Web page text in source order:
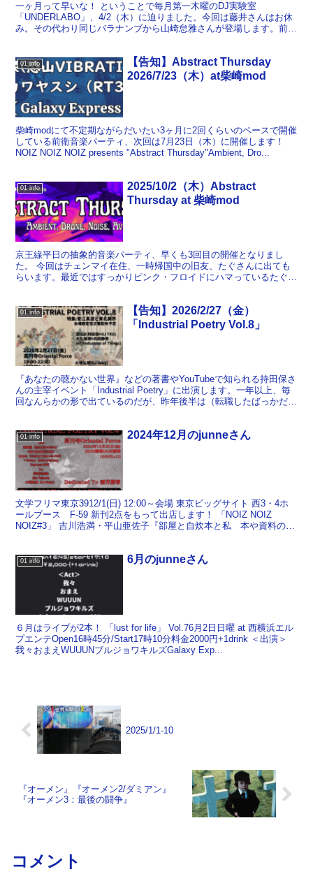
一ヶ月って早いな！ ということで毎月第一木曜のDJ実験室
「UNDERLABO」、4/2（木）に迫りました。今回は藤井さんはお休
み。その代わり同じバラナンブから山崎怠雅さんが登場します。前々
01 info
【告知】Abstract Thursday
2026/7/23（木）at柴崎mod
柴崎modにて不定期ながらだいたい3ヶ月に2回くらいのペースで開催
している前衛音楽パーティ、次回は7月23日（木）に開催します！
NOIZ NOIZ NOIZ presents "Abstract Thursday"Ambient, Dro...
01 info
2025/10/2（木）Abstract
Thursday at 柴崎mod
京王線平日の抽象的音楽パーティ、早くも3回目の開催となりまし
た。 今回はチェンマイ在住、一時帰国中の旧友、たぐさんに出ても
らいます。最近ではすっかりピンク・フロイドにハマっているたぐさ
01 info
【告知】2026/2/27（金）
「Industrial Poetry Vol.8」
『あなたの聴かない世界』などの著書やYouTubeで知られる持田保さ
んの主宰イベント「Industrial Poetry」に出演します。一年以上、毎
回なんらかの形で出ているのだが、昨年後半は（転職したばっかだっ
01 info 2024年12月のjunneさん
文学フリマ東京3912/1(日) 12:00～会場 東京ビッグサイト 西3・4ホ
ールブース F-59 新刊2点をもって出店します！ 「NOIZ NOIZ
NOIZ#3」 吉川浩満・平山亜佐子『部屋と自炊本と私 本や資料の電
01 info 6月のjunneさん
６月はライブが2本！ 「lust for life」 Vol.76月2日日曜 at 西横浜エル
プエンテOpen16時45分/Start17時10分料金2000円+1drink ＜出演＞
我々おまえWUUUNブルジョワキルズGalaxy Exp...
2025/1/1-10
『オーメン』『オーメン2/ダミアン』
『オーメン3：最後の闘争』
コメント